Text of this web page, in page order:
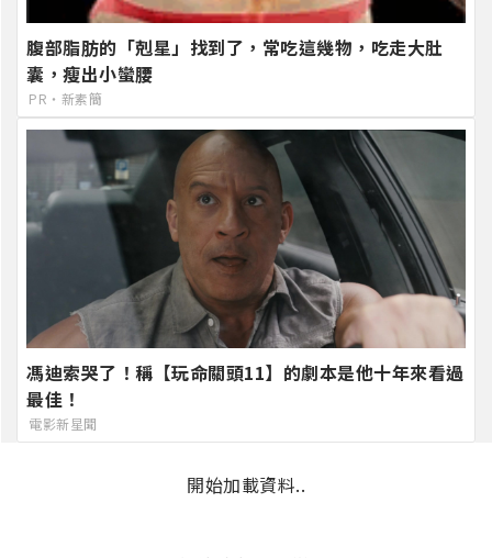
腹部脂肪的「剋星」找到了，常吃這幾物，吃走大肚
囊，瘦出小蠻腰
PR・新素簡
馮迪索哭了！稱【玩命關頭11】的劇本是他十年來看過
最佳！
電影新星聞
開始加載資料..